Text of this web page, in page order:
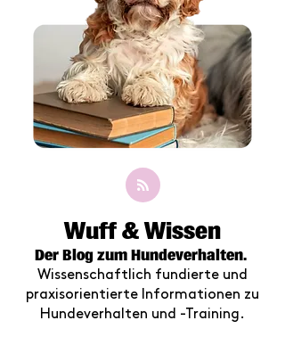
Wuff & Wissen
Der Blog zum Hundeverhalten.
Wissenschaftlich fundierte und
praxisorientierte Informationen zu
Hundeverhalten und -Training .